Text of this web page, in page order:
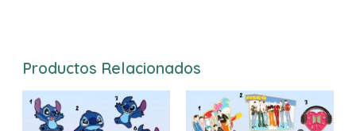
Productos Relacionados